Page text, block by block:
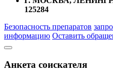
125284
Безопасность препаратов
информацию Оставить
Анкета соискателя